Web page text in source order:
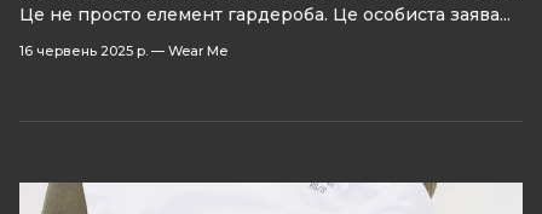
Це не просто елемент гардероба. Це особиста заява...
16 червень 2025 р. — Wear Me